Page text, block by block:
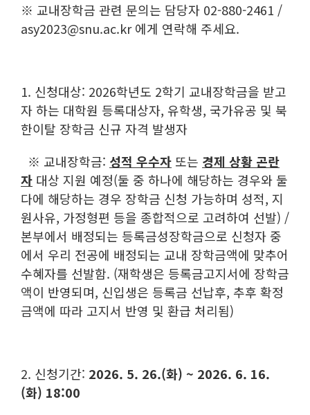
※ 교내장학금 관련 문의는 담당자 02-880-2461 /
asy2023@snu.ac.kr 에게 연락해 주세요.
1. 신청대상: 2026학년도 2학기 교내장학금을 받고
자 하는 대학원 등록대상자, 유학생, 국가유공 및 북
한이탈 장학금 신규 자격 발생자
※ 교내장학금: 성적 우수자 또는 경제 상황 곤란
자 대상 지원 예정(둘 중 하나에 해당하는 경우와 둘
다에 해당하는 경우 장학금 신청 가능하며 성적, 지
원사유, 가정형편 등을 종합적으로 고려하여 선발) /
본부에서 배정되는 등록금성장학금으로 신청자 중
에서 우리 전공에 배정되는 교내 장학금액에 맞추어
수혜자를 선발함. (재학생은 등록금고지서에 장학금
액이 반영되며, 신입생은 등록금 선납후, 추후 확정
금액에 따라 고지서 반영 및 환급 처리됨)
2. 신청기간: 2026. 5. 26.(화) ~ 2026. 6. 16.
(화) 18:00